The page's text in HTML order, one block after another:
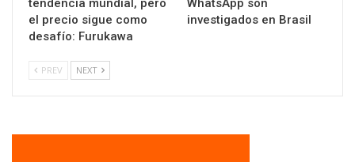
el precio sigue como
desafío: Furukawa
investigados en Brasil
PREV NEXT